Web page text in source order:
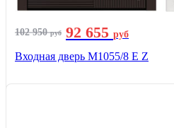
102 950руб 92 655 руб
Входная дверь М1055/8 Е Z